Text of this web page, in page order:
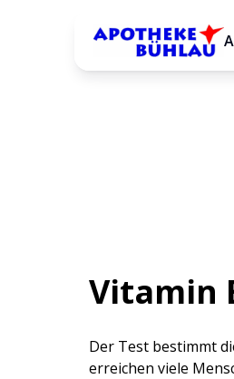
Vitamin
Der Test bestimmt
erreichen viele